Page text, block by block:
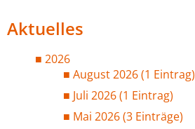
Aktuelles
2026
August 2026 (1 Eintrag)
Juli 2026 (1 Eintrag)
Mai 2026 (3 Einträge)